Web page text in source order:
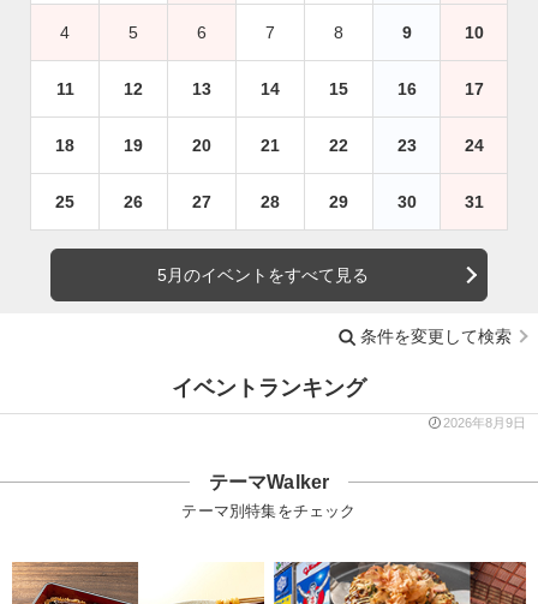
4 5 6 7 8 9 10
11 12 13 14 15 16 17
18 19 20 21 22 23 24
25 26 27 28 29 30 31
5月のイベントをすべて見る
条件を変更して検索
イベントランキング
2026年8月9日
テーマWalker
テーマ別特集をチェック